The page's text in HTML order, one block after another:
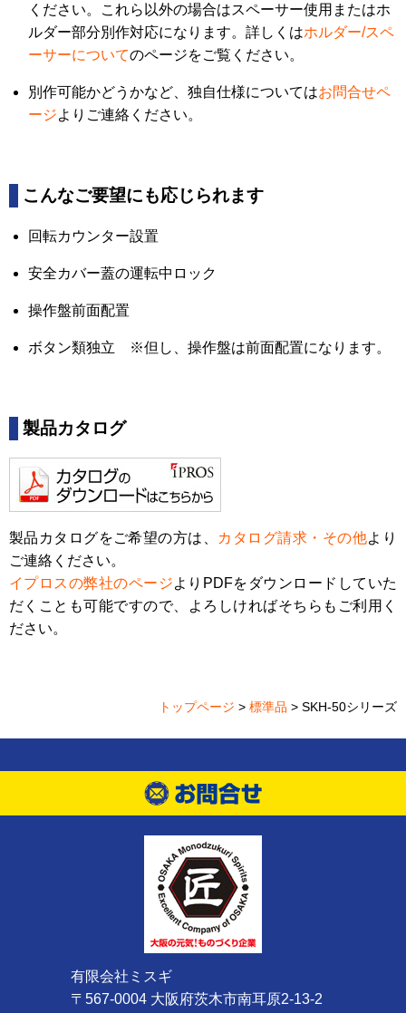
ください。これら以外の場合はスペーサー使用またはホ
ルダー部分別作対応になります。詳しくはホルダー/スペ
ーサーについてのページをご覧ください。
別作可能かどうかなど、独自仕様についてはお問合せペ
ージよりご連絡ください。
こんなご要望にも応じられます
回転カウンター設置
安全カバー蓋の運転中ロック
操作盤前面配置
ボタン類独立 ※但し、操作盤は前面配置になります。
製品カタログ
製品カタログをご希望の方は、 カタログ請求・その他より
ご連絡ください。
イプロスの弊社のページよりPDFをダウンロードしていた
だくことも可能ですので、よろしければそちらもご利用く
ださい。
トップページ > 標準品 > SKH-50シリーズ
有限会社ミスギ
〒567-0004 大阪府茨木市南耳原2-13-2